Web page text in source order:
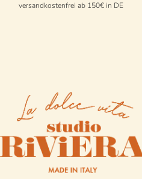
versandkostenfrei ab 150€ in DE
StudioRiviera